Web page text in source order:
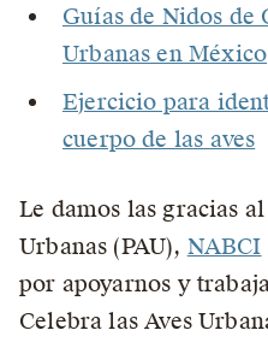
Guías de Nidos de
Urbanas en México
Ejercicio para
cuerpo de las aves
Le damos las gracias
Urbanas (PAU), NABCI
por apoyarnos y
Celebra las Aves